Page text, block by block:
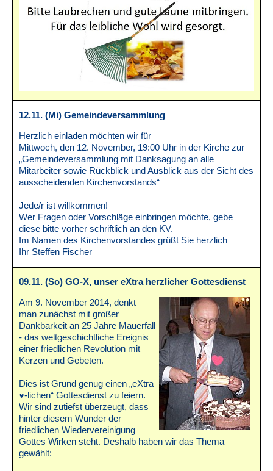
12.11. (Mi) Gemeindeversammlung
Herzlich einladen möchten wir für
Mittwoch, den 12. November, 19:00 Uhr in der Kirche zur
„Gemeindeversammlung mit Danksagung an alle
Mitarbeiter sowie Rückblick und Ausblick aus der Sicht des
ausscheidenden Kirchenvorstands“
Jede/r ist willkommen!
Wer Fragen oder Vorschläge einbringen möchte, gebe
diese bitte vorher schriftlich an den KV.
Im Namen des Kirchenvorstandes grüßt Sie herzlich
Ihr Steffen Fischer
09.11. (So) GO-X, unser eXtra herzlicher Gottesdienst
Am 9. November 2014, denkt
man zunächst mit großer
Dankbarkeit an 25 Jahre Mauerfall
- das weltgeschichtliche Ereignis
einer friedlichen Revolution mit
Kerzen und Gebeten.
Dies ist Grund genug einen „eXtra
-lichen“ Gottesdienst zu feiern.
Wir sind zutiefst überzeugt, dass
hinter diesem Wunder der
friedlichen Wiedervereinigung
Gottes Wirken steht. Deshalb haben wir das Thema
gewählt: